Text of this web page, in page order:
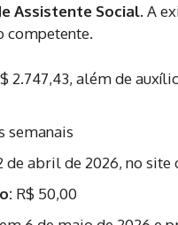
Assistente Social. A
competente.
2.747,43, além de
semanais
de abril de 2026, no site
R$ 50,00